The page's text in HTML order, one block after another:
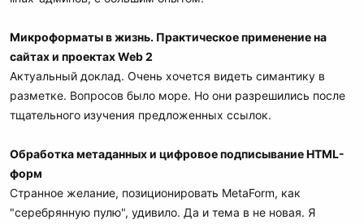
Микроформаты в жизнь. Практическое применение на
сайтах и проектах Web 2
Актуальный доклад. Очень хочется видеть симантику в
разметке. Вопросов было море. Но они разрешились после
тщательного изучения предложенных ссылок.
Обработка метаданных и цифровое подписывание HTML-
форм
Странное желание, позиционировать MetaForm, как
"серебрянную пулю", удивило. Да и тема в не новая. Я